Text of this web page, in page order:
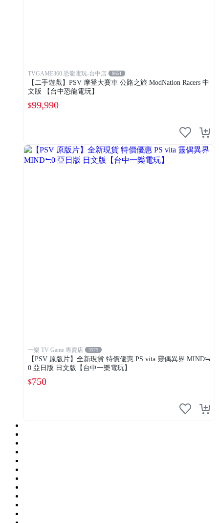
TVGAME360 恐龍電玩-台中店 8651
【二手遊戲】PSV 摩登大賽車 公路之旅 ModNation Racers 中
文版 【台中恐龍電玩】
$99,990
一樂 TV Game 專賣店 3575
【PSV 原版片】全新現貨 特價優惠 PS vita 靈偶異界 MIND≒
0 亞日版 日文版【台中一樂電玩】
$750